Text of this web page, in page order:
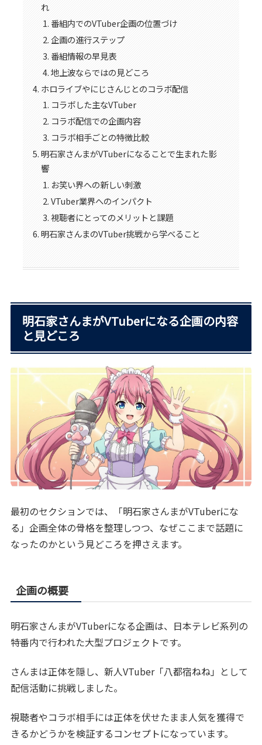
れ
番組内でのVTuber企画の位置づけ
企画の進行ステップ
番組情報の早見表
地上波ならではの見どころ
ホロライブやにじさんじとのコラボ配信
コラボした主なVTuber
コラボ配信での企画内容
コラボ相手ごとの特徴比較
明石家さんまがVTuberになることで生まれた影
響
お笑い界への新しい刺激
VTuber業界へのインパクト
視聴者にとってのメリットと課題
明石家さんまのVTuber挑戦から学べること
明石家さんまがVTuberになる企画の内容
と見どころ
最初のセクションでは、「明石家さんまがVTuberにな
る」企画全体の骨格を整理しつつ、なぜここまで話題に
なったのかという見どころを押さえます。
企画の概要
明石家さんまがVTuberになる企画は、日本テレビ系列の
特番内で行われた大型プロジェクトです。
さんまは正体を隠し、新人VTuber「八都宿ねね」として
配信活動に挑戦しました。
視聴者やコラボ相手には正体を伏せたまま人気を獲得で
きるかどうかを検証するコンセプトになっています。